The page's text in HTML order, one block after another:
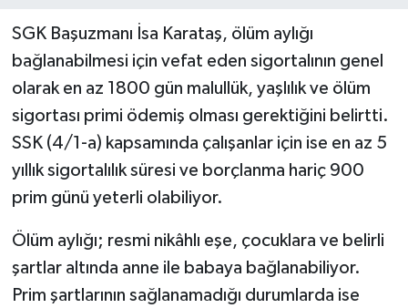
SGK Başuzmanı İsa Karataş, ölüm aylığı
bağlanabilmesi için vefat eden sigortalının genel
olarak en az 1800 gün malullük, yaşlılık ve ölüm
sigortası primi ödemiş olması gerektiğini belirtti.
SSK (4/1-a) kapsamında çalışanlar için ise en az 5
yıllık sigortalılık süresi ve borçlanma hariç 900
prim günü yeterli olabiliyor.
Ölüm aylığı; resmi nikâhlı eşe, çocuklara ve belirli
şartlar altında anne ile babaya bağlanabiliyor.
Prim şartlarının sağlanamadığı durumlarda ise